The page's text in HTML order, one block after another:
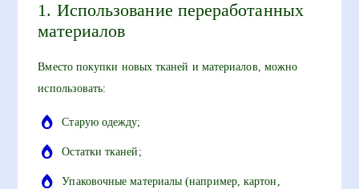
1. Использование переработанных
материалов
Вместо покупки новых тканей и материалов, можно
использовать:
Старую одежду;
Остатки тканей;
Упаковочные материалы (например, картон,